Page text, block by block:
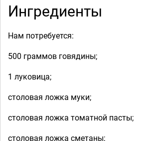
Ингредиенты
Нам потребуется:
500 граммов говядины;
1 луковица;
столовая ложка муки;
столовая ложка томатной пасты;
столовая ложка сметаны;